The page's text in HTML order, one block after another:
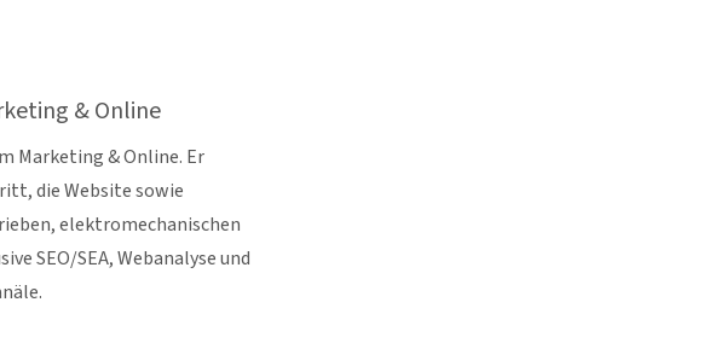
& Online
Marketing & Online. Er
die Website sowie
elektromechanischen
SEO/SEA, Webanalyse und